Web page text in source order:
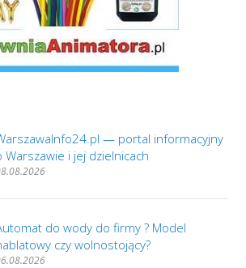
— portal informacyjny
Warszawie i jej dzielnicach
do wody do firmy ? Model
czy wolnostojący?